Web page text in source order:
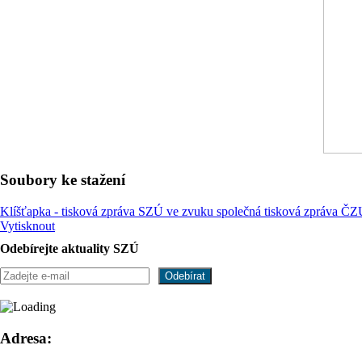
Soubory ke stažení
Klíšťapka - tisková zpráva SZÚ ve zvuku společná tisková zpráva
Vytisknout
Odebírejte aktuality SZÚ
Adresa: